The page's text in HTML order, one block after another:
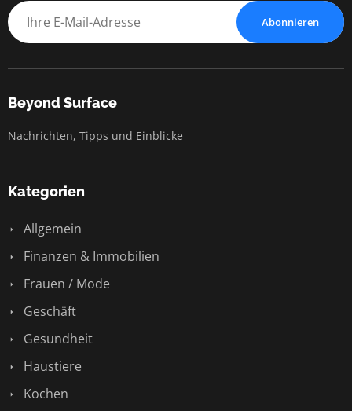
Abonnieren
Beyond Surface
Nachrichten, Tipps und Einblicke
Kategorien
Allgemein
Finanzen & Immobilien
Frauen / Mode
Geschäft
Gesundheit
Haustiere
Kochen